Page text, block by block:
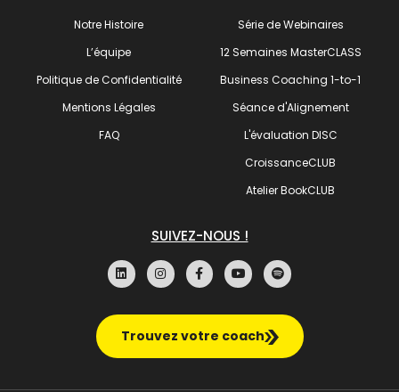
Notre Histoire
L’équipe
Politique de Confidentialité
Mentions Légales
FAQ
Série de Webinaires
12 Semaines MasterCLASS
Business Coaching 1-to-1
Séance d'Alignement
L'évaluation DISC
CroissanceCLUB
Atelier BookCLUB
SUIVEZ-NOUS !
Trouvez votre coach